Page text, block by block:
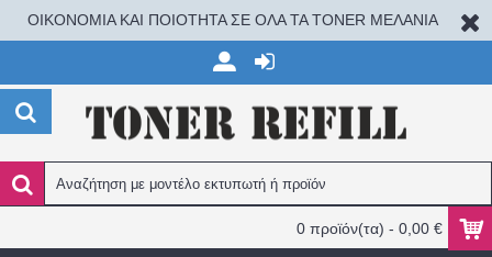
ΟΙΚΟΝΟΜΙΑ ΚΑΙ ΠΟΙΟΤΗΤΑ ΣΕ ΟΛΑ ΤΑ TONER ΜΕΛΑΝΙΑ
0 προϊόν(τα) - 0,00 €